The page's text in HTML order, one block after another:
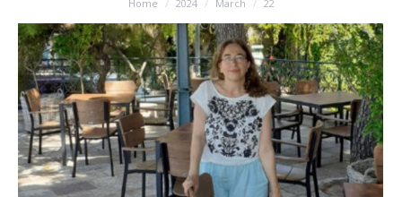
You are here:
Home 2024 March 22